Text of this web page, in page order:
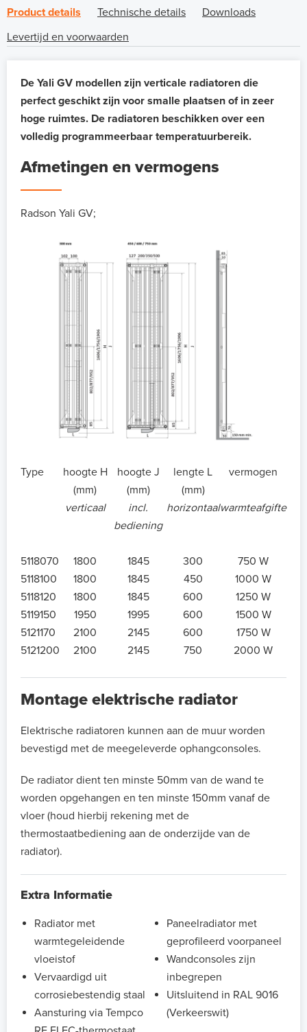
Product details Technische details
Downloads
Levertijd en voorwaarden
De Yali GV modellen zijn verticale radiatoren die
perfect geschikt zijn voor smalle plaatsen of in zeer
hoge ruimtes. De radiatoren beschikken over een
volledig programmeerbaar temperatuurbereik.
Afmetingen en vermogens
Radson Yali GV;
Type
hoogte H
(mm)
hoogte J
(mm)
lengte L
(mm)
vermogen
verticaal
incl.
bediening
horizontaalwarmteafgifte
5118070 1800 1845 300
750 W
5118100
1800 1845 450
1000 W
5118120
1800 1845 600
1250 W
5119150
1950 1995 600
1500 W
5121170
2100 2145 600
1750 W
5121200
2100 2145 750 2000 W
Montage elektrische radiator
Elektrische radiatoren kunnen aan de muur worden
bevestigd met de meegeleverde ophangconsoles.
De radiator dient ten minste 50mm van de wand te
worden opgehangen en ten minste 150mm vanaf de
vloer (houd hierbij rekening met de
thermostaatbediening aan de onderzijde van de
radiator).
Extra Informatie
Radiator met
warmtegeleidende
vloeistof
Vervaardigd uit
corrosiebestendig staal
Aansturing via Tempco
Paneelradiator met
geprofileerd voorpaneel
Wandconsoles zijn
inbegrepen
Uitsluitend in RAL 9016
(Verkeerswit)